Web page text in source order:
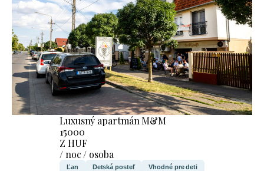
Luxusný apartmán M&M
15000
Z HUF
/ noc / osoba
Ľan Detská posteľ Vhodné pre deti